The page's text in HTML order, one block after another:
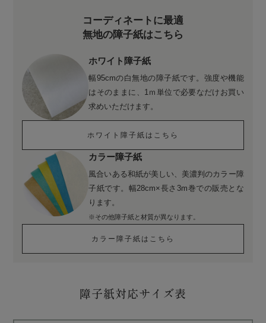
コーディネートに最適
無地の障子紙はこちら
ホワイト障子紙
幅95cmの白無地の障子紙です。強度や機能
はそのままに、1ｍ単位で必要なだけお買い
求めいただけます。
ホワイト障子紙はこちら
カラー障子紙
風合いある和紙が美しい、美濃判のカラー障
子紙です。幅28cm×長さ3m巻での販売とな
ります。
※その他障子紙と材質が異なります。
カラー障子紙はこちら
障子紙対応サイズ表